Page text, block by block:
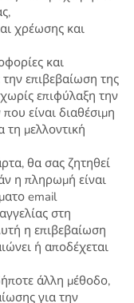
χρέωσης και
και
επιβεβαίωση της
επιφύλαξη την
είναι διαθέσιμη
τη μελλοντική
θα σας ζητηθεί
η πληρωμή είναι
email
στη
η επιβεβαίωση
ή αποδέχεται
άλλη μέθοδο,
για την